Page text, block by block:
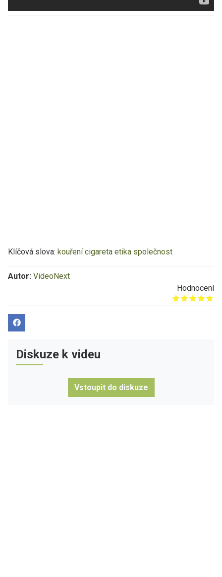
Klíčová slova: kouření cigareta etika společnost
Autor: VideoNext
Hodnocení
Give it 1/5
Give it 2/5
Give it 3/5
Give it 4/5
Give it 5/5
Diskuze k videu
Vstoupit do diskuze